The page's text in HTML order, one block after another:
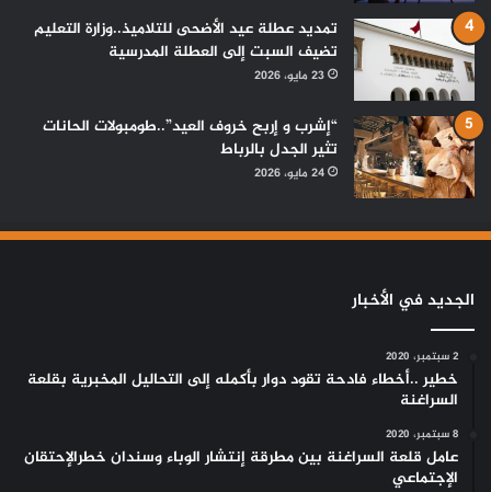
تمديد عطلة عيد الأضحى للتلاميذ..وزارة التعليم
تضيف السبت إلى العطلة المدرسية
23 مايو، 2026
“إشرب و إربح خروف العيد”..طومبولات الحانات
تثير الجدل بالرباط
24 مايو، 2026
الجديد في الأخبار
2 سبتمبر، 2020
خطير ..أخطاء فادحة تقود دوار بأكمله إلى التحاليل المخبرية بقلعة
السراغنة
8 سبتمبر، 2020
عامل قلعة السراغنة بين مطرقة إنتشار الوباء وسندان خطرالإحتقان
الإجتماعي